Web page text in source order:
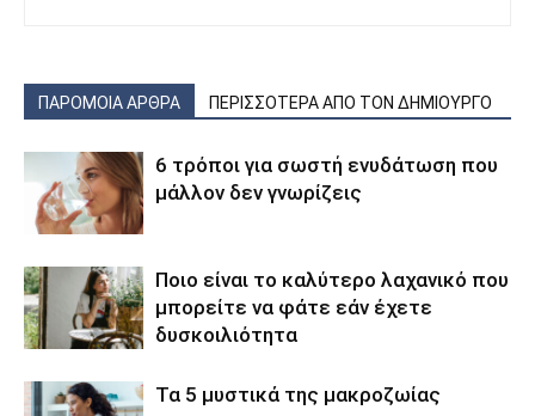
ΠΑΡΟΜΟΙΑ ΑΡΘΡΑ ΠΕΡΙΣΣΟΤΕΡΑ ΑΠΟ ΤΟΝ ΔΗΜΙΟΥΡΓΟ
6 τρόποι για σωστή ενυδάτωση που
μάλλον δεν γνωρίζεις
Ποιο είναι το καλύτερο λαχανικό που
μπορείτε να φάτε εάν έχετε
δυσκοιλιότητα
Τα 5 μυστικά της μακροζωίας